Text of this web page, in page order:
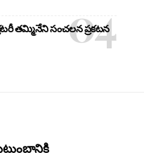
తమ్మినేని సంచలన ప్రకటన